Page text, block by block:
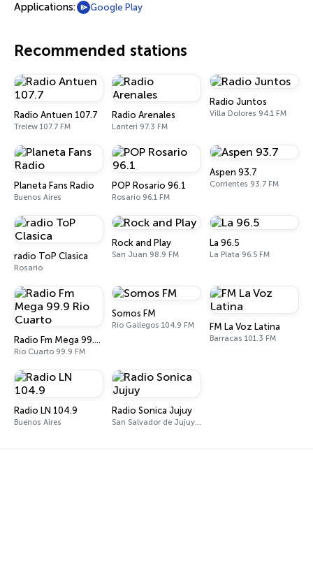
Applications: Google Play
Recommended stations
Radio Antuen 107.7
Trelew 107.7 FM
Radio Arenales
Lanteri 97.3 FM
Radio Juntos
Villa Dolores 94.1 FM
Planeta Fans Radio
Buenos Aires
POP Rosario 96.1
Rosario 96.1 FM
Aspen 93.7
Corrientes 93.7 FM
radio ToP Clasica
Rosario
Rock and Play
San Juan 98.9 FM
La 96.5
La Plata 96.5 FM
Radio Fm Mega 99.9 Rio Cuarto
Río Cuarto 99.9 FM
Somos FM
Río Gallegos 104.9 FM FM La Voz Latina
Barracas 101.3 FM
Radio LN 104.9
Buenos Aires
Radio Sonica Jujuy
San Salvador de Jujuy 95.3 FM